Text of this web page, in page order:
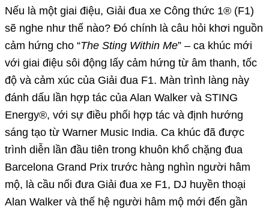
Nếu là một giai điệu, Giải đua xe Công thức 1® (F1)
sẽ nghe như thế nào? Đó chính là câu hỏi khơi nguồn
cảm hứng cho “The Sting Within Me” – ca khúc mới
với giai điệu sôi động lấy cảm hứng từ âm thanh, tốc
độ và cảm xúc của Giải đua F1. Màn trình làng này
đánh dấu lần hợp tác của Alan Walker và STING
Energy®, với sự điều phối hợp tác và định hướng
sáng tạo từ Warner Music India. Ca khúc đã được
trình diễn lần đầu tiên trong khuôn khổ chặng đua
Barcelona Grand Prix trước hàng nghìn người hâm
mộ, là cầu nối đưa Giải đua xe F1, DJ huyền thoại
Alan Walker và thế hệ người hâm mộ mới đến gần